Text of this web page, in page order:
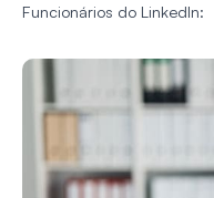
Funcionários do LinkedIn: